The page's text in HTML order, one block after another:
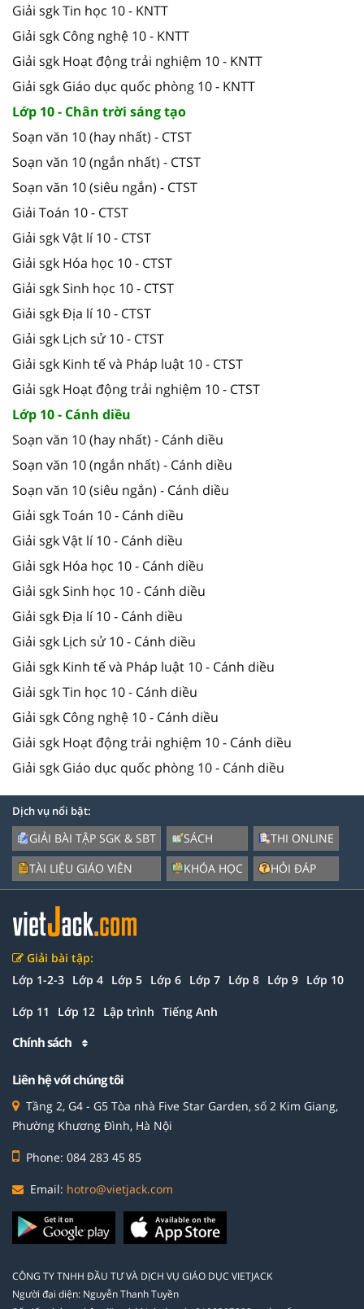
Giải sgk Tin học 10 - KNTT
Giải sgk Công nghệ 10 - KNTT
Giải sgk Hoạt động trải nghiệm 10 - KNTT
Giải sgk Giáo dục quốc phòng 10 - KNTT
Lớp 10 - Chân trời sáng tạo
Soạn văn 10 (hay nhất) - CTST
Soạn văn 10 (ngắn nhất) - CTST
Soạn văn 10 (siêu ngắn) - CTST
Giải Toán 10 - CTST
Giải sgk Vật lí 10 - CTST
Giải sgk Hóa học 10 - CTST
Giải sgk Sinh học 10 - CTST
Giải sgk Địa lí 10 - CTST
Giải sgk Lịch sử 10 - CTST
Giải sgk Kinh tế và Pháp luật 10 - CTST
Giải sgk Hoạt động trải nghiệm 10 - CTST
Lớp 10 - Cánh diều
Soạn văn 10 (hay nhất) - Cánh diều
Soạn văn 10 (ngắn nhất) - Cánh diều
Soạn văn 10 (siêu ngắn) - Cánh diều
Giải sgk Toán 10 - Cánh diều
Giải sgk Vật lí 10 - Cánh diều
Giải sgk Hóa học 10 - Cánh diều
Giải sgk Sinh học 10 - Cánh diều
Giải sgk Địa lí 10 - Cánh diều
Giải sgk Lịch sử 10 - Cánh diều
Giải sgk Kinh tế và Pháp luật 10 - Cánh diều
Giải sgk Tin học 10 - Cánh diều
Giải sgk Công nghệ 10 - Cánh diều
Giải sgk Hoạt động trải nghiệm 10 - Cánh diều
Giải sgk Giáo dục quốc phòng 10 - Cánh diều
Dịch vụ nổi bật:
GIẢI BÀI TẬP SGK & SBT
TÀI LIỆU GIÁO VIÊN
SÁCH
KHÓA HỌC
THI ONLINE
HỎI ĐÁP
Giải bài tập:
Lớp 1-2-3 Lớp 4 Lớp 5 Lớp 6 Lớp 7 Lớp 8 Lớp 9 Lớp 10
Lớp 11 Lớp 12 Lập trình Tiếng Anh
Chính sách
Liên hệ với chúng tôi
Tầng 2, G4 - G5 Tòa nhà Five Star Garden, số 2 Kim Giang,
Phường Khương Đình, Hà Nội
Phone: 084 283 45 85
Email: hotro@vietjack.com
CÔNG TY TNHH ĐẦU TƯ VÀ DỊCH VỤ GIÁO DỤC VIETJACK
Người đại diện: Nguyễn Thanh Tuyền